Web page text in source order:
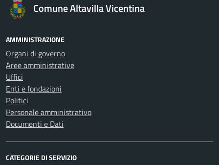
Comune Altavilla Vicentina
AMMINISTRAZIONE
Organi di governo
Aree amministrative
Uffici
Enti e fondazioni
Politici
Personale amministrativo
Documenti e Dati
CATEGORIE DI SERVIZIO